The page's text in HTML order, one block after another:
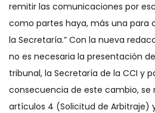
remitir las comunicaciones por
como partes haya, más una para
la Secretaría.” Con la nueva
no es necesaria la presentación
tribunal, la Secretaría de la CCI y
consecuencia de este cambio,
artículos 4 (Solicitud de Arbitraje)